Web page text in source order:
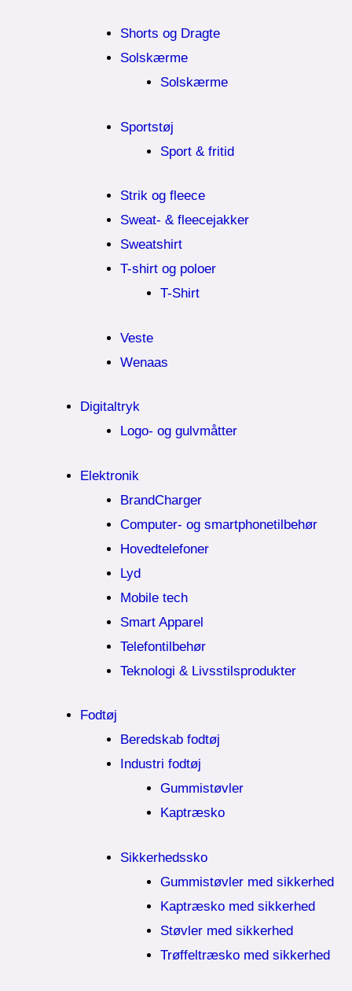
Shorts og Dragte
Solskærme
Solskærme
Sportstøj
Sport & fritid
Strik og fleece
Sweat- & fleecejakker
Sweatshirt
T-shirt og poloer
T-Shirt
Veste
Wenaas
Digitaltryk
Logo- og gulvmåtter
Elektronik
BrandCharger
Computer- og smartphonetilbehør
Hovedtelefoner
Lyd
Mobile tech
Smart Apparel
Telefontilbehør
Teknologi & Livsstilsprodukter
Fodtøj
Beredskab fodtøj
Industri fodtøj
Gummistøvler
Kaptræsko
Sikkerhedssko
Gummistøvler med sikkerhed
Kaptræsko med sikkerhed
Støvler med sikkerhed
Trøffeltræsko med sikkerhed